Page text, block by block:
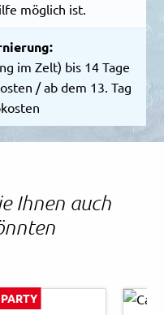
möglich ist.
im Zelt) bis 14 Tage
/ ab dem 13. Tag
Ihnen auch